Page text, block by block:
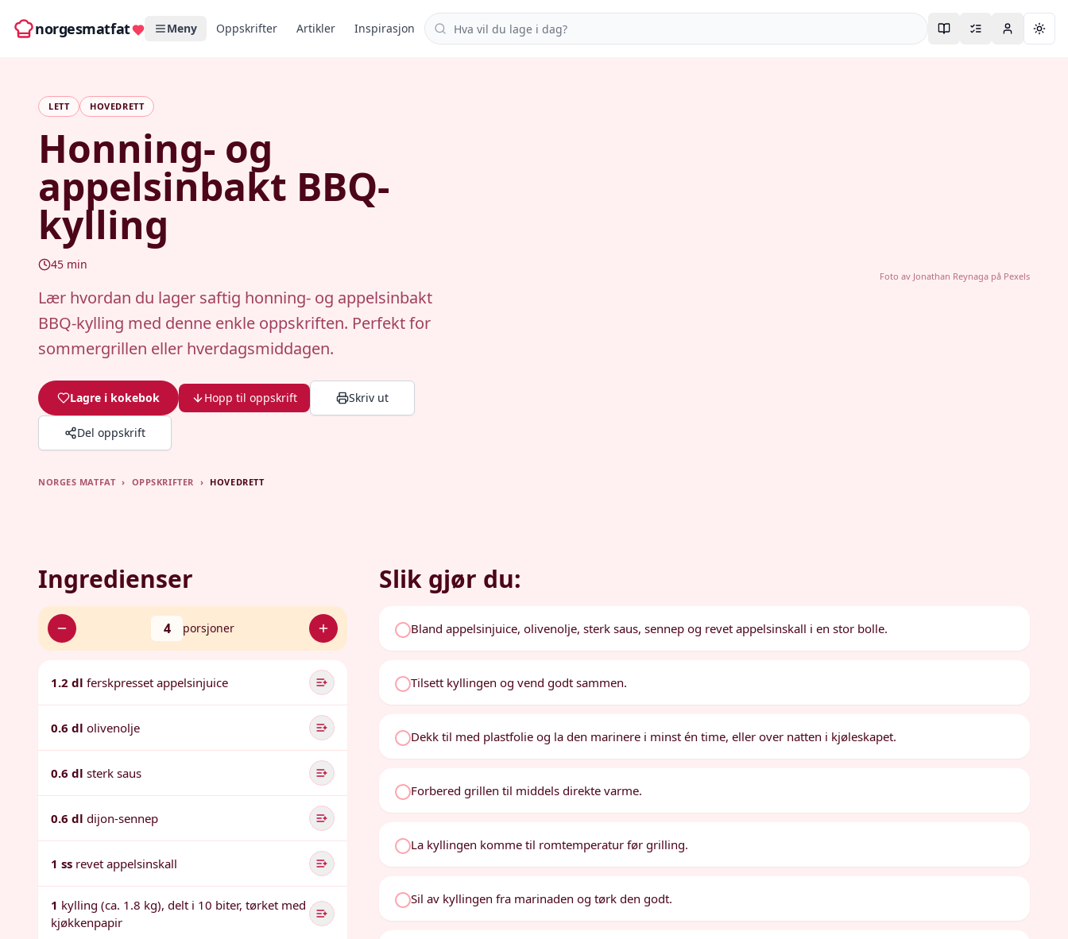
norgesmatfat Meny Oppskrifter Artikler Inspirasjon Søk i oppskrifter
LETT HOVEDRETT
Honning- og
appelsinbakt BBQ-
kylling
45 min
Lær hvordan du lager saftig honning- og appelsinbakt
BBQ-kylling med denne enkle oppskriften. Perfekt for
sommergrillen eller hverdagsmiddagen.
Lagre i kokebok Hopp til oppskrift Skriv ut
Del oppskrift
Foto av Jonathan Reynagapå Pexels
NORGES MATFAT › OPPSKRIFTER › HOVEDRETT
Ingredienser
4 porsjoner
1.2 dl ferskpresset appelsinjuice
0.6 dl olivenolje
0.6 dl sterk saus
0.6 dl dijon-sennep
1 ss revet appelsinskall
1 kylling (ca. 1.8 kg), delt i 10 biter, tørket med
kjøkkenpapir
Slik gjør du:
Bland appelsinjuice, olivenolje, sterk saus, sennep og revet appelsinskall i en stor bolle.
Tilsett kyllingen og vend godt sammen.
Dekk til med plastfolie og la den marinere i minst én time, eller over natten i kjøleskapet.
Forbered grillen til middels direkte varme.
La kyllingen komme til romtemperatur før grilling.
Sil av kyllingen fra marinaden og tørk den godt.